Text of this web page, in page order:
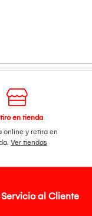
en tienda
online y retira en
Ver tiendas
Servicio al Cliente